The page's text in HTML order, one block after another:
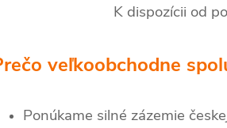
K dispozícii od
veľkoobchodne
Ponúkame silné zázemie